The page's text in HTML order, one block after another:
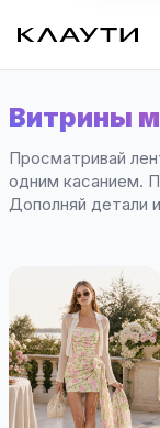
Витрины
Просматривай
одним касанием.
Дополняй детали